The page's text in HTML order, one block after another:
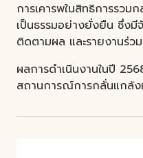
การเคารพในสิทธิการรวม
เป็นธรรมอย่างยั่งยืน ซึ่งมี
ติดตามผล และรายงานร่ว
ผลการดำเนินงานในปี
สถานการณ์การกลั่นแกล้ง